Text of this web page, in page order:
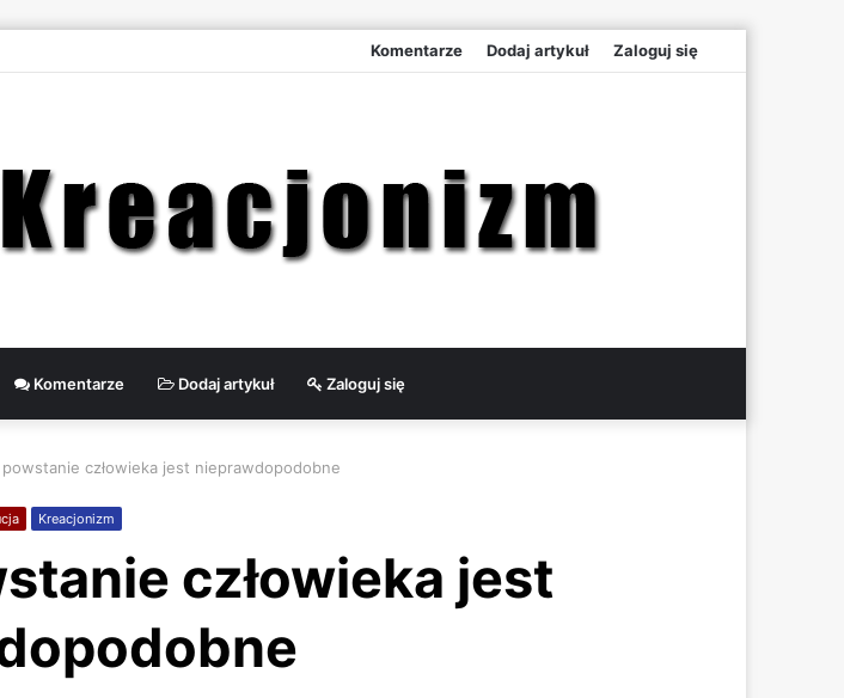
Komentarze Dodaj artykuł Zaloguj się
Komentarze Dodaj artykuł Zaloguj się
człowieka jest nieprawdopodobne
Kreacjonizm
człowieka jest